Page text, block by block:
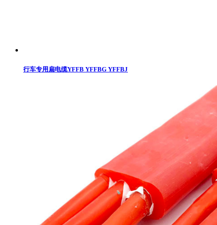
行车专用扁电缆YFFB YFFBG YFFBJ